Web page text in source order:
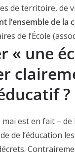
de territoire, de
l’ensemble de la
de l’École
« une
?
est en fait – de
de l’éducation